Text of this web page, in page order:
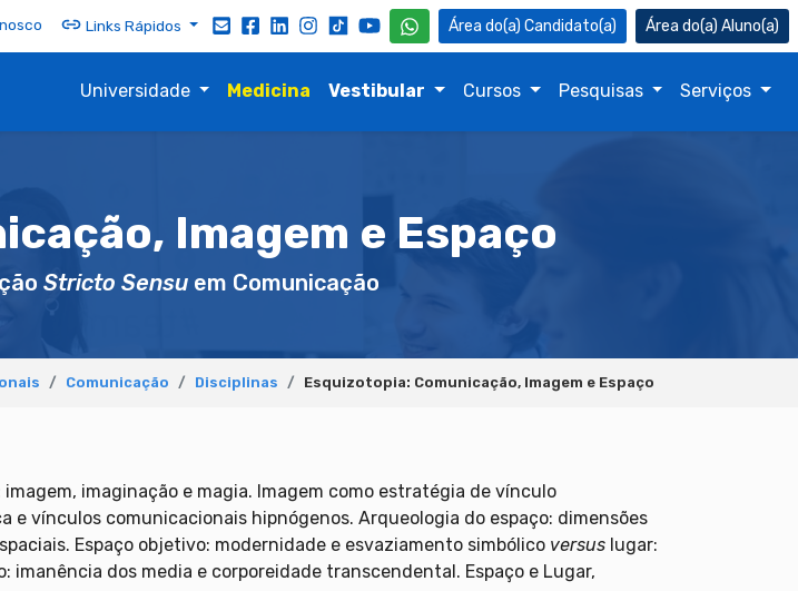
Links Rápidos Candidato(a) Aluno(a)
Universidade Medicina Vestibular Cursos Pesquisas Serviços
Imagem e Espaço
Stricto Sensu em Comunicação
Comunicação Disciplinas Esquizotopia: Comunicação, Imagem e Espaço
imaginação e magia. Imagem como estratégia de vínculo
vínculos comunicacionais hipnógenos. Arqueologia do espaço: dimensões
Espaço objetivo: modernidade e esvaziamento simbólico versus lugar:
imanência dos media e corporeidade transcendental. Espaço e Lugar,